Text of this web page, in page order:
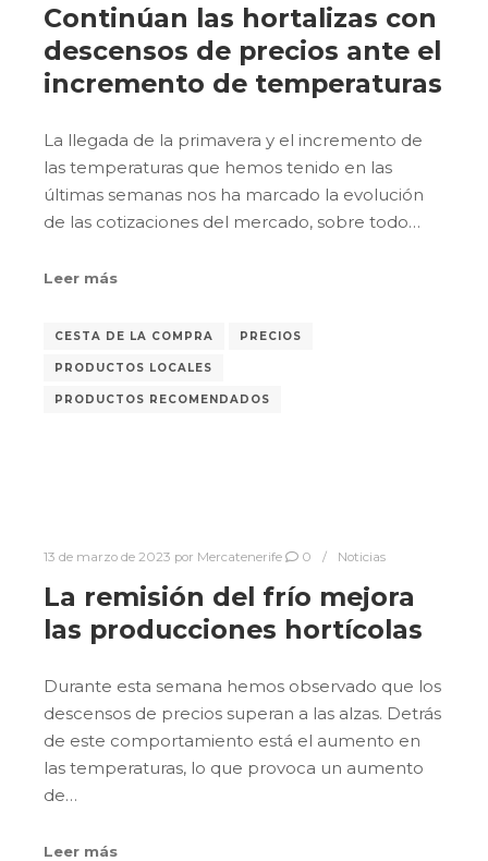
Continúan las hortalizas con
descensos de precios ante el
incremento de temperaturas
La llegada de la primavera y el incremento de
las temperaturas que hemos tenido en las
últimas semanas nos ha marcado la evolución
de las cotizaciones del mercado, sobre todo…
Leer más
CESTA DE LA COMPRA PRECIOS
PRODUCTOS LOCALES
PRODUCTOS RECOMENDADOS
13 de marzo de 2023 por Mercatenerife 0 Noticias
La remisión del frío mejora
las producciones hortícolas
Durante esta semana hemos observado que los
descensos de precios superan a las alzas. Detrás
de este comportamiento está el aumento en
las temperaturas, lo que provoca un aumento
de…
Leer más